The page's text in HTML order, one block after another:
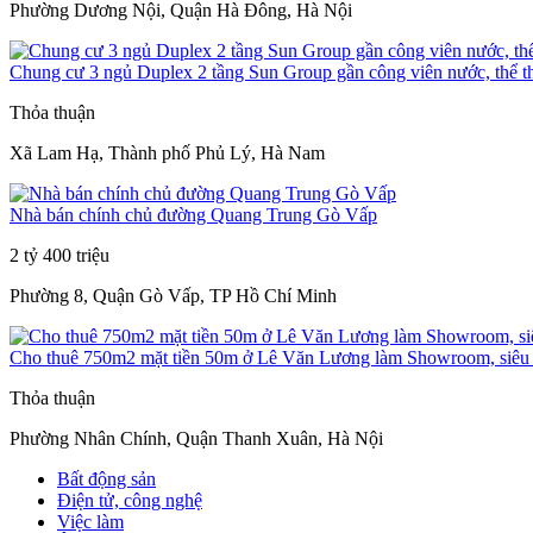
Phường Dương Nội, Quận Hà Đông, Hà Nội
Chung cư 3 ngủ Duplex 2 tầng Sun Group gần công viên nước, thể
Thỏa thuận
Xã Lam Hạ, Thành phố Phủ Lý, Hà Nam
Nhà bán chính chủ đường Quang Trung Gò Vấp
2 tỷ 400 triệu
Phường 8, Quận Gò Vấp, TP Hồ Chí Minh
Cho thuê 750m2 mặt tiền 50m ở Lê Văn Lương làm Showroom, siêu
Thỏa thuận
Phường Nhân Chính, Quận Thanh Xuân, Hà Nội
Bất động sản
Điện tử, công nghệ
Việc làm